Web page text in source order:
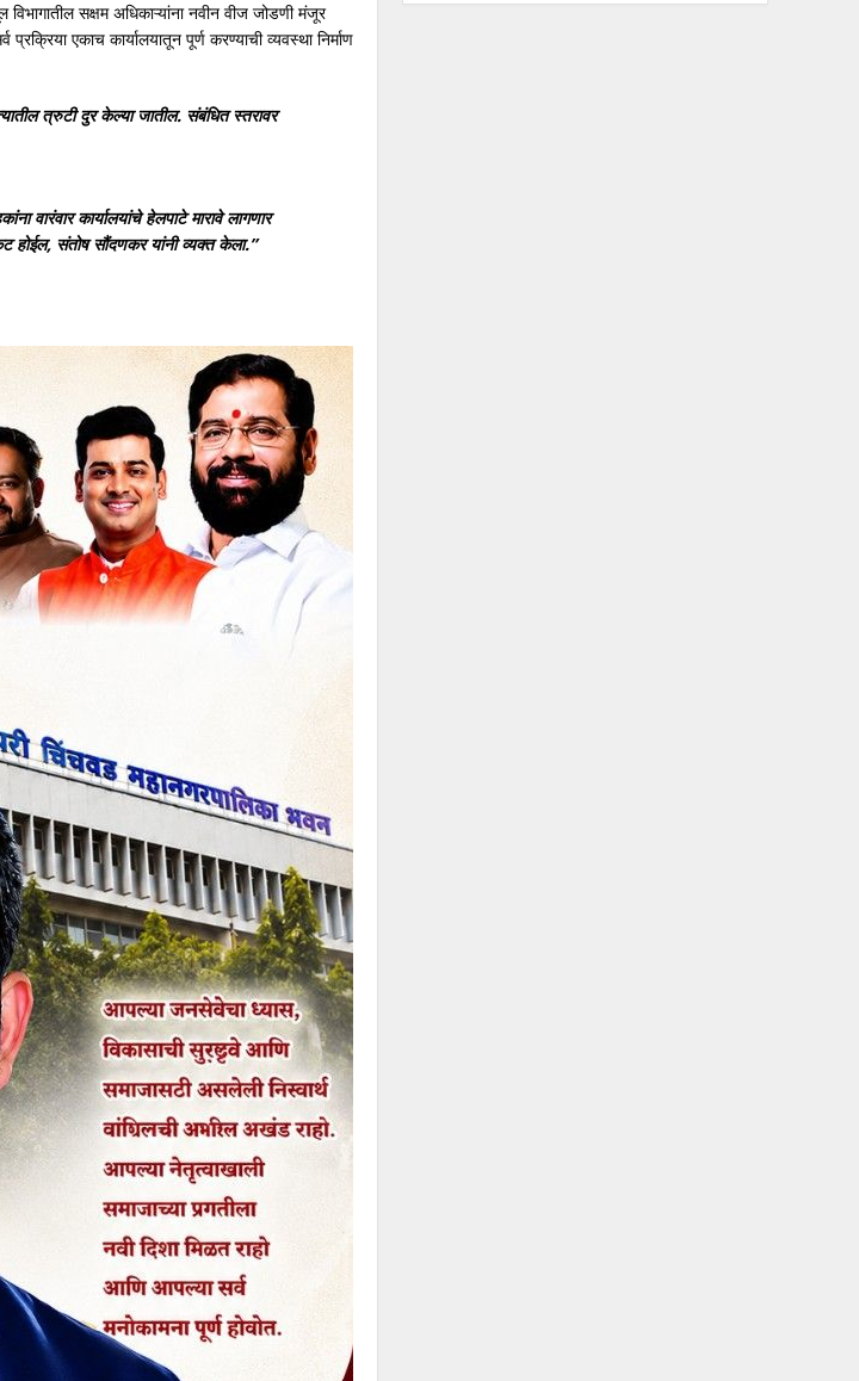
विभागातील सक्षम अधिकाऱ्यांना नवीन वीज जोडणी मंजूर
एकाच कार्यालयातून पूर्ण करण्याची व्यवस्था निर्माण
त्रुटी दुर केल्या जातील. संबंधित स्तरावर
वारंवार कार्यालयांचे हेलपाटे मारावे लागणार
होईल, संतोष सौंदणकर यांनी व्यक्त केला.”